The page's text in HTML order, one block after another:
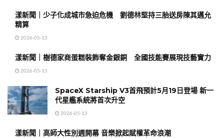
漾新聞｜少子化成城市急迫危機 劉德林堅持三胎送房陳其邁允
精算
2026-05-13
漾新聞｜樹德家商蛋糕裝飾奪金銀銅 全國技能賽展現技藝實力
2026-05-13
SpaceX Starship V3首飛預計5月19日登場 新一
代星艦系統將首次升空
2026-05-13
漾新聞｜高師大性別週開幕 音樂掀起賦權革命浪潮